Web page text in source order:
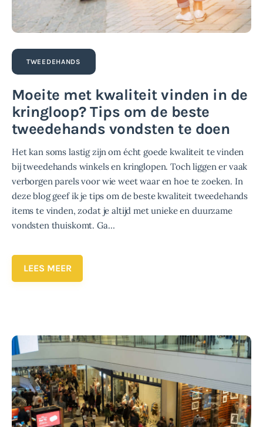
TWEEDEHANDS
Moeite met kwaliteit vinden in de
kringloop? Tips om de beste
tweedehands vondsten te doen
Het kan soms lastig zijn om écht goede kwaliteit te vinden
bij tweedehands winkels en kringlopen. Toch liggen er vaak
verborgen parels voor wie weet waar en hoe te zoeken. In
deze blog geef ik je tips om de beste kwaliteit tweedehands
items te vinden, zodat je altijd met unieke en duurzame
vondsten thuiskomt. Ga…
LEES MEER